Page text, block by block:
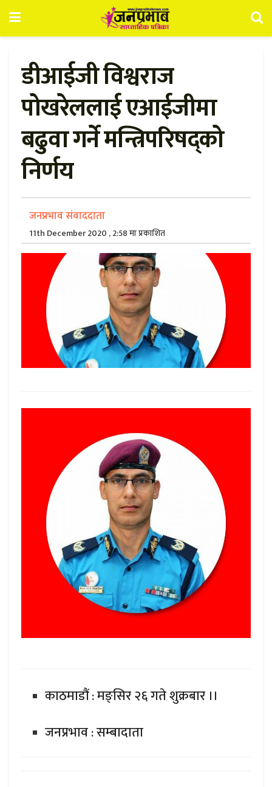
डीआईजी विश्वराज
पोखरेललाई एआईजीमा
बढुवा गर्ने मन्त्रिपरिषद‍्को
निर्णय
जनप्रभाव संवाददाता
11th December 2020 , 2:58 मा प्रकाशित
काठमाडौं : मङ्सिर २६ गते शुक्रबार ।।
जनप्रभाव : सम्बादाता